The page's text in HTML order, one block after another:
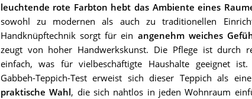
leuchtende rote Farbton hebt das Ambiente eines
sowohl zu modernen als auch zu traditionellen
Handknüpftechnik sorgt für ein angenehm weiches
zeugt von hoher Handwerkskunst. Die Pflege ist durch
einfach, was für vielbeschäftigte Haushalte geeignet
Gabbeh-Teppich-Test erweist sich dieser Teppich als
praktische Wahl, die sich nahtlos in jeden Wohnraum